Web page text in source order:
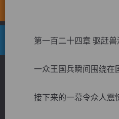
第一百二十四章 驱赶兽
一众王国兵瞬间围绕在国
接下来的一幕令众人震惊